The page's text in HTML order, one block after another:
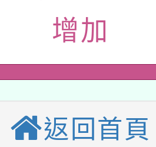
優單位及節水達
孔廟祈福系列
桃園地景藝術
學年度第2次
果公告(無人
115年度閱讀
動專業研習
能─人工智慧
增加
返回首頁